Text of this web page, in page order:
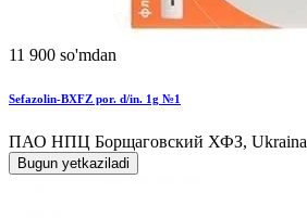
11 900 so'mdan
Sefazolin-BXFZ por. d/in. 1g №1
ПАО НПЦ Борщаговский ХФЗ, Ukraina
Bugun yetkaziladi